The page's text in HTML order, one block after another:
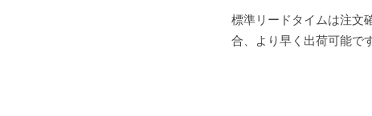
標準リードタイムは注文
合、より早く出荷可能で